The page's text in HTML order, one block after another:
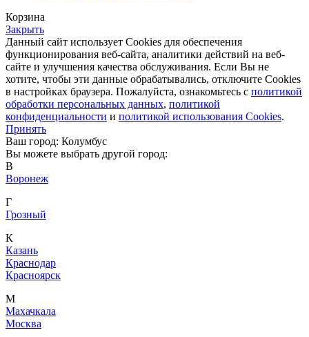
Корзина
Закрыть
Данный сайт использует Cookies для обеспечения
функционирования веб-сайта, аналитики действий на веб-
сайте и улучшения качества обслуживания. Если Вы не
хотите, чтобы эти данные обрабатывались, отключите Cookies
в настройках браузера. Пожалуйста, ознакомьтесь с политикой
обработки персональных данных, политикой
конфиденциальности и политикой использования Cookies.
Принять
Ваш город: Колумбус
Вы можете выбрать другой город:
В
Воронеж
Г
Грозный
К
Казань
Краснодар
Красноярск
М
Махачкала
Москва